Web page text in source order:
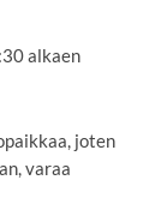
alkaen
joten
varaa